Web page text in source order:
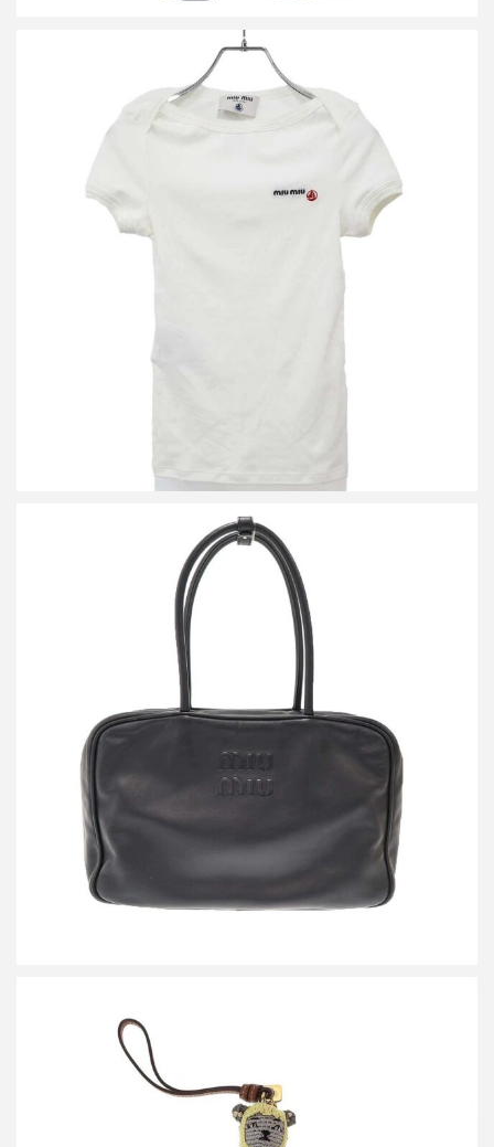
ミュウミュウ×プチバトー 25SS ストレッチジャージー スリムTシ
ミュウミュウ BEAU レザー ボー バッグ
買取金額144,000円
詳しく見る